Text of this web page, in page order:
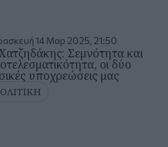
14 Μαρ 2025, 21:50
Σεμνότητα και
οι δύο
υποχρεώσεις μας